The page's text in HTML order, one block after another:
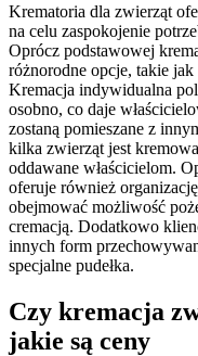
Krematoria dla zwierząt
na celu zaspokojenie
Oprócz podstawowej
różnorodne opcje, takie
Kremacja indywidualna
osobno, co daje
zostaną pomieszane z
kilka zwierząt jest
oddawane właścicielom.
oferuje również
obejmować możliwość
cremacją. Dodatkowo
innych form
specjalne pudełka.
Czy kremacja
jakie są ceny